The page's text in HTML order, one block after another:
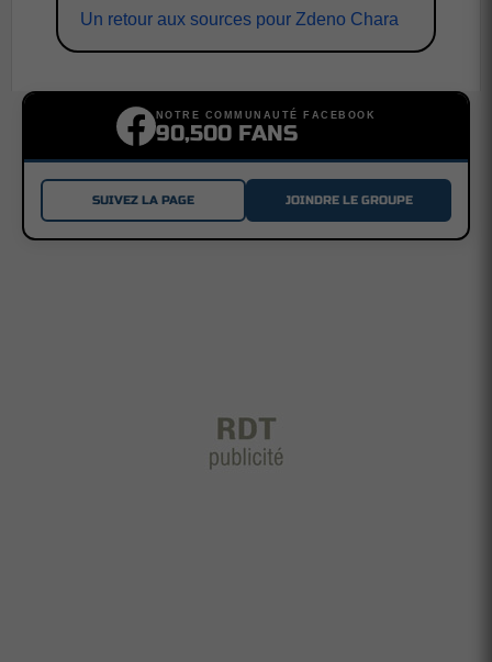
Un retour aux sources pour Zdeno Chara
NOTRE COMMUNAUTÉ FACEBOOK
90,500 FANS
SUIVEZ LA PAGE JOINDRE LE GROUPE